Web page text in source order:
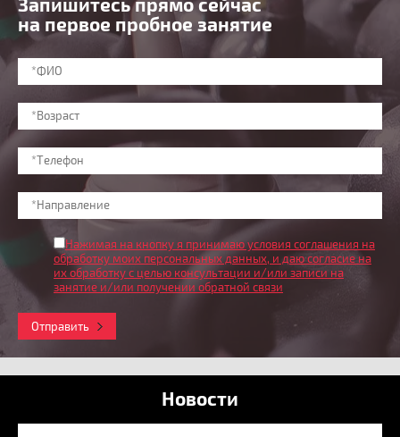
Запишитесь прямо сейчас
на первое пробное занятие
Нажимая на кнопку я принимаю условия соглашения на
обработку моих персональных данных, и даю согласие на
их обработку с целью консультации и/или записи на
занятие и/или получении обратной связи
Отправить
Новости